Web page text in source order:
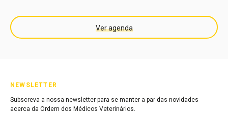
Ver agenda
NEWSLETTER
Subscreva a nossa newsletter para se manter a par das novidades
acerca da Ordem dos Médicos Veterinários.